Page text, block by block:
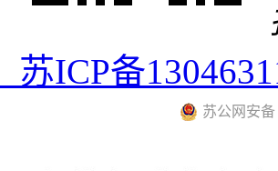
苏ICP备
苏公网安备